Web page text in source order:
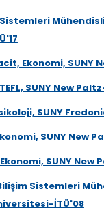
Sistemleri
Ekonomi, SUNY
SUNY New
SUNY
SUNY New
SUNY New
Sistemleri
İTÜ'08